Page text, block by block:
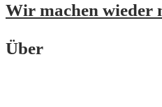
Wir machen wieder
Über